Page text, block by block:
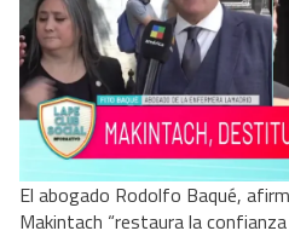
El abogado Rodolfo Baqué,
Makintach “restaura la